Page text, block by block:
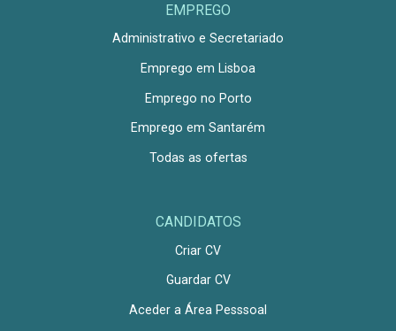
EMPREGO
Administrativo e Secretariado
Emprego em Lisboa
Emprego no Porto
Emprego em Santarém
Todas as ofertas
CANDIDATOS
Criar CV
Guardar CV
Aceder a Área Pesssoal